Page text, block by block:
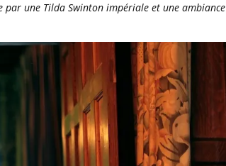
par une Tilda Swinton impériale et une ambiance